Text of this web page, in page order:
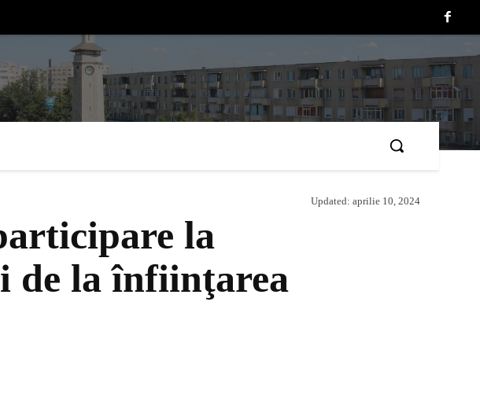
Updated: aprilie 10, 2024
la
de la înfiinţarea